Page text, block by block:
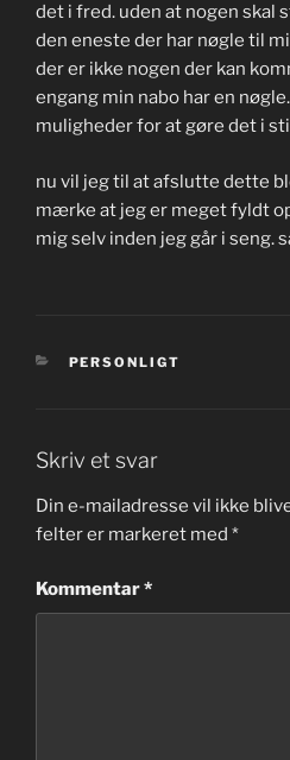
det i fred. uden at nogen skal
den eneste der har nøgle til
der er ikke nogen der kan
engang min nabo har en
muligheder for at gøre det i
nu vil jeg til at afslutte dette
mærke at jeg er meget fyldt
mig selv inden jeg går i seng.
KATEGORIER
PERSONLIGT
Skriv et svar
Din e-mailadresse vil ikke
felter er markeret med *
Kommentar*